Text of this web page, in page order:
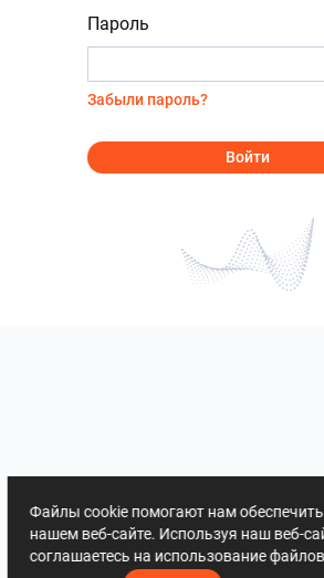
Пароль
Забыли пароль?
Войти
Файлы cookie помогают нам
нашем веб-сайте. Используя наш веб-
соглашаетесь на использование